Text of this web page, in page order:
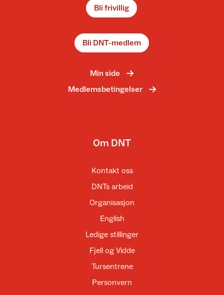
Bli frivillig
Bli DNT-medlem
Min side
Medlemsbetingelser
Om DNT
Kontakt oss
DNTs arbeid
Organisasjon
English
Ledige stillinger
Fjell og Vidde
Tursentrene
Personvern